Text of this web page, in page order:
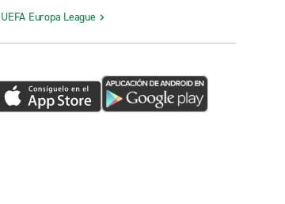
UEFA Europa League